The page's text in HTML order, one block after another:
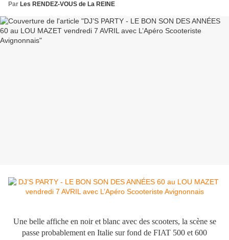
Par Les RENDEZ-VOUS de La REINE
Une belle affiche en noir et blanc avec des scooters, la scène se
passe probablement en Italie sur fond de FIAT 500 et 600